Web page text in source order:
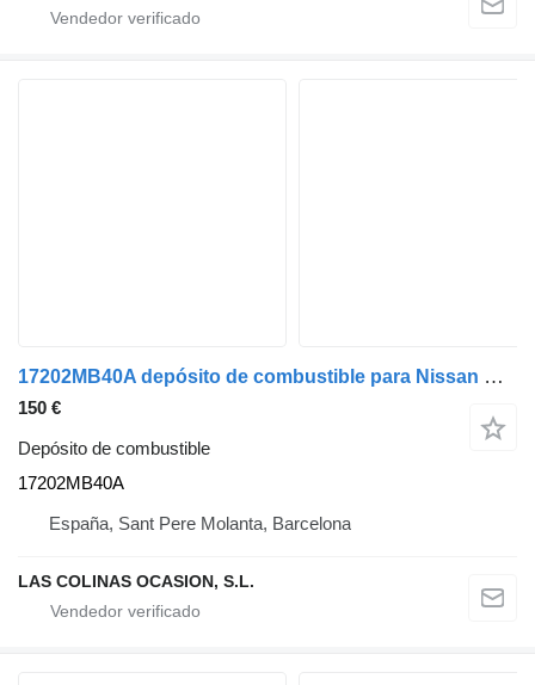
17202MB40A depósito de combustible para Nissan CABSTAR camión
150 €
Depósito de combustible
17202MB40A
España, Sant Pere Molanta, Barcelona
LAS COLINAS OCASION, S.L.